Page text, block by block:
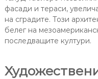
фасади и тераси,
на сградите. Този
белег на
последващите култури.